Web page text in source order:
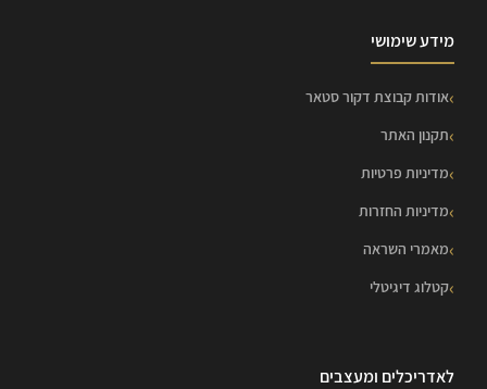
מידע שימושי
אודות קבוצת דקור סטאר
תקנון האתר
מדיניות פרטיות
מדיניות החזרות
מאמרי השראה
קטלוג דיגיטלי
לאדריכלים ומעצבים